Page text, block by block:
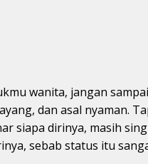
wanita, jangan
dan asal nyaman.
siapa dirinya, masih
sebab status itu